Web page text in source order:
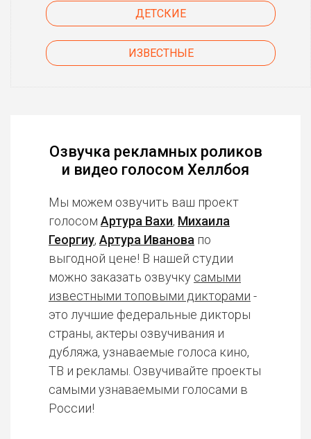
ДЕТСКИЕ
ИЗВЕСТНЫЕ
Озвучка рекламных роликов
и видео голосом Хеллбоя
Мы можем озвучить ваш проект
голосом Артура Вахи, Михаила
Георгиу, Артура Иванова по
выгодной цене! В нашей студии
можно заказать озвучку самыми
известными топовыми дикторами -
это лучшие федеральные дикторы
страны, актеры озвучивания и
дубляжа, узнаваемые голоса кино,
ТВ и рекламы. Озвучивайте проекты
самыми узнаваемыми голосами в
России!